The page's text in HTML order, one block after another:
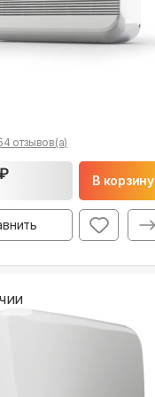
отзывов(а)
В корзину